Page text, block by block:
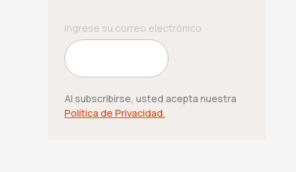
Al subscribirse, usted acepta nuestra
Política de Privacidad.